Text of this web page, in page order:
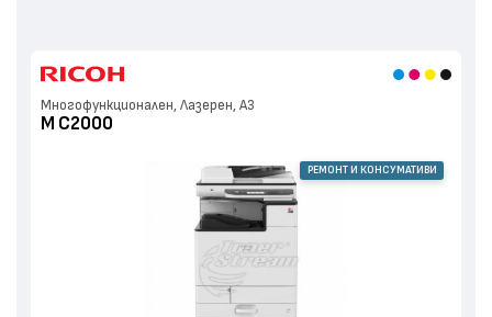
Многофункционален, Лазерен, А3
M C2000
РЕМОНТ И КОНСУМАТИВИ